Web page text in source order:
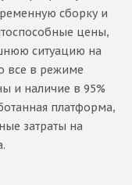
сборку и
цены,
ситуацию на
все в режиме
и наличие в 95%
платформа,
затраты на